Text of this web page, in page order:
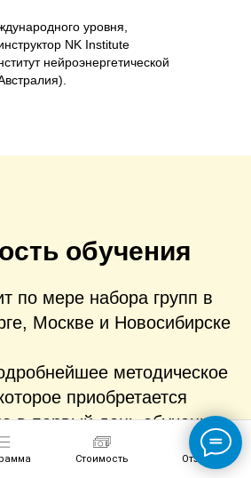
Стоимость Отзывы
уровня,
NK Institute
нейроэнергетической
обучения
по мере набора групп в
Москве и Новосибирске
методическое
приобретается
в первый день обучения
1500 руб).